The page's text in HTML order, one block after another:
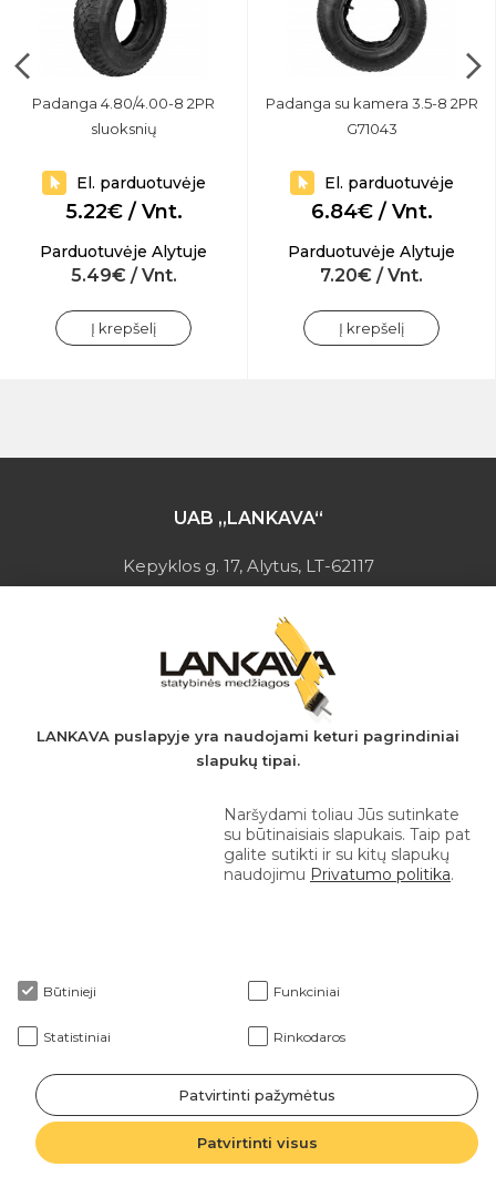
Padanga 4.80/4.00-8 2PR
sluoksnių
El. parduotuvėje
5.22€ / Vnt.
Parduotuvėje Alytuje
5.49€ / Vnt.
Į krepšelį
Padanga su kamera 3.5-8 2PR
G71043
El. parduotuvėje
6.84€ / Vnt.
Parduotuvėje Alytuje
7.20€ / Vnt.
Į krepšelį
UAB „LANKAVA“
Kepyklos g. 17, Alytus, LT-62117
Įmonės kodas: 149728275
PVM mokėtojo kodas: LT497282716
A.s.: LT037044060001923651
AB SEB bankas
+370 610 42 222
Apie mus
Klientams
2026 © Lankava visos teisės saugomos
Sprendimas:
LANKAVA puslapyje yra naudojami keturi pagrindiniai
slapukų tipai.
Naršydami toliau Jūs sutinkate
su būtinaisiais slapukais. Taip pat
galite sutikti ir su kitų slapukų
naudojimu Privatumo politika.
Būtinieji Funkciniai
Statistiniai Rinkodaros
Patvirtinti pažymėtus
Patvirtinti visus